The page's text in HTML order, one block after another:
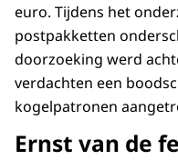
euro. Tijdens het
postpakketten
doorzoeking werd
verdachten een
kogelpatronen
Ernst van de